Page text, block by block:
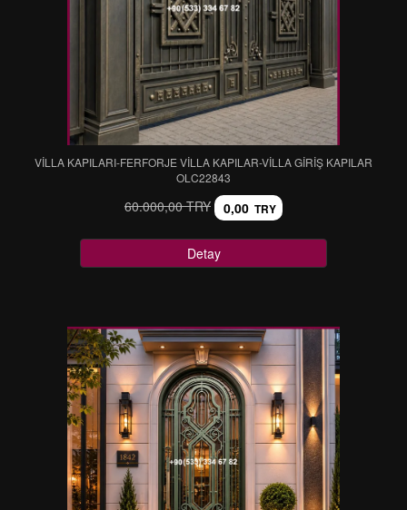
VİLLA KAPILARI-FERFORJE VİLLA KAPILAR-VİLLA GİRİŞ KAPILAR
OLC22843
60.000,00 TRY 0,00 TRY
Detay